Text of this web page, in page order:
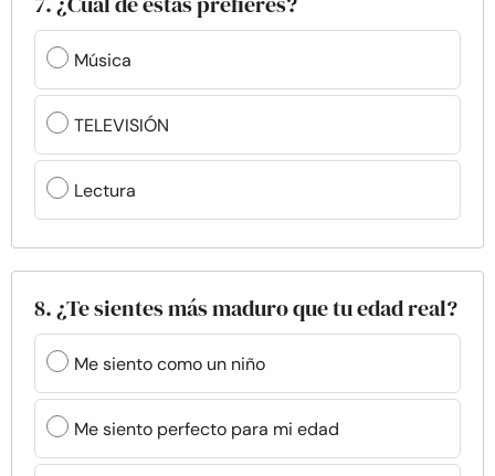
Música
TELEVISIÓN
Lectura
8. ¿Te sientes más maduro que tu edad real?
Me siento como un niño
Me siento perfecto para mi edad